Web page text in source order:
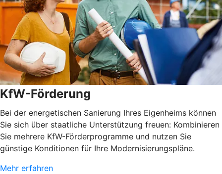
KfW-Förderung
Bei der energetischen Sanierung Ihres Eigenheims können
Sie sich über staatliche Unterstützung freuen: Kombinieren
Sie mehrere KfW-Förderprogramme und nutzen Sie
günstige Konditionen für Ihre Modernisierungspläne.
Mehr erfahren